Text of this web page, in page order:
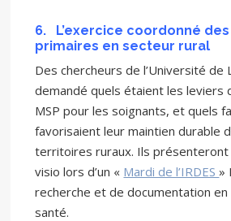
6. L’exercice coordonné
primaires en secteur rural
Des chercheurs de l’Université de
demandé quels étaient les leviers
MSP pour les soignants, et quels
favorisaient leur maintien durable
territoires ruraux. Ils présenteront
visio lors d’un « Mardi de l’IRDES»
recherche et de documentation en
santé.